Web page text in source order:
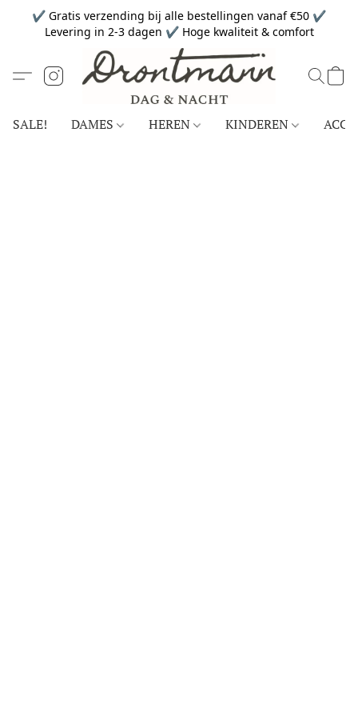
✔ Gratis verzending bij alle bestellingen vanaf €50 ✔
Levering in 2-3 dagen ✔ Hoge kwaliteit & comfort
SALE! DAMES HEREN KINDEREN